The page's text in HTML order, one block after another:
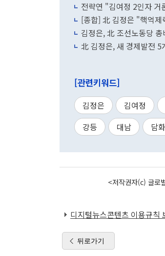
전략연 "김여정 2인자 거
[종합] 北 김정은 "핵억제
김정은, 北 조선노동당
北 김정은, 새 경제발전
[관련키워드]
김정은 김여정
강등
대남 담
<저작권자(c) 글로
디지털뉴스콘텐츠 이용규칙
뒤로가기